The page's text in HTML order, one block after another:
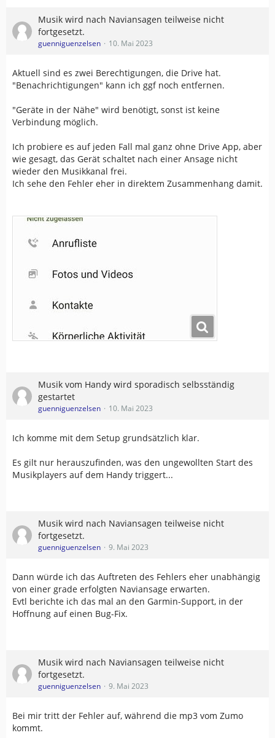
Musik wird nach Naviansagen teilweise nicht
fortgesetzt.
guenniguenzelsen 10. Mai 2023
Aktuell sind es zwei Berechtigungen, die Drive hat.
"Benachrichtigungen" kann ich ggf noch entfernen.
"Geräte in der Nähe" wird benötigt, sonst ist keine
Verbindung möglich.
Ich probiere es auf jeden Fall mal ganz ohne Drive App, aber
wie gesagt, das Gerät schaltet nach einer Ansage nicht
wieder den Musikkanal frei.
Ich sehe den Fehler eher in direktem Zusammenhang damit.
Musik vom Handy wird sporadisch selbsständig
gestartet
guenniguenzelsen 10. Mai 2023
Ich komme mit dem Setup grundsätzlich klar.
Es gilt nur herauszufinden, was den ungewollten Start des
Musikplayers auf dem Handy triggert...
Musik wird nach Naviansagen teilweise nicht
fortgesetzt.
guenniguenzelsen 9. Mai 2023
Dann würde ich das Auftreten des Fehlers eher unabhängig
von einer grade erfolgten Naviansage erwarten.
Evtl berichte ich das mal an den Garmin-Support, in der
Hoffnung auf einen Bug-Fix.
Musik wird nach Naviansagen teilweise nicht
fortgesetzt.
guenniguenzelsen 9. Mai 2023
Bei mir tritt der Fehler auf, während die mp3 vom Zumo
kommt.